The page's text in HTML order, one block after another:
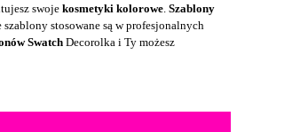
swoje kosmetyki kolorowe. Szablony
stosowane są w profesjonalnych
SwatchDecorolka i Ty możesz